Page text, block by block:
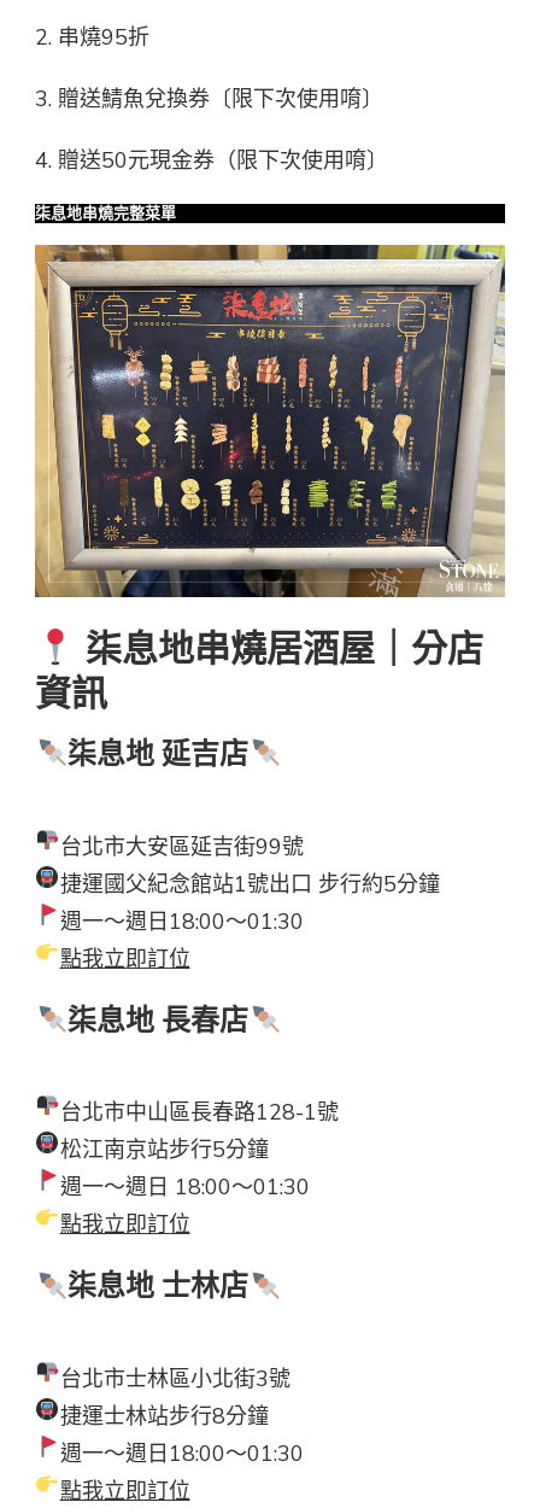
2. 串燒95折
3. 贈送鯖魚兌換券〔限下次使用唷〕
4. 贈送50元現金券（限下次使用唷〕
柒息地串燒完整菜單
柒息地串燒居酒屋｜分店
資訊
柒息地 延吉店
台北市大安區延吉街99號
捷運國父紀念館站1號出口 步行約5分鐘
週一～週日18:00～01:30
點我立即訂位
柒息地 長春店
台北市中山區長春路128-1號
松江南京站步行5分鐘
週一～週日 18:00～01:30
點我立即訂位
柒息地 士林店
台北市士林區小北街3號
捷運士林站步行8分鐘
週一～週日18:00～01:30
點我立即訂位